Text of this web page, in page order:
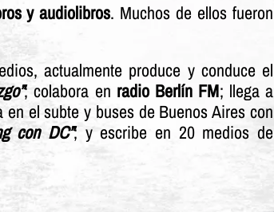
y audiolibros. Muchos de ellos fueron
actualmente produce y conduce el
; colabora en radio Berlín FM; llega a
el subte y buses de Buenos Aires con
con DC”; y escribe en 20 medios de